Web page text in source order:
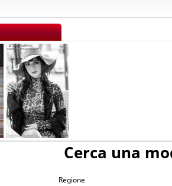
Cerca una
Regione